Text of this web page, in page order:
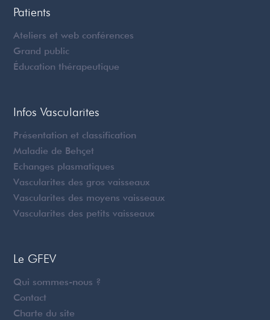
Patients
Ateliers et web conférences
Grand public
Éducation thérapeutique
Infos Vascularites
Présentation et classification
Maladie de Behçet
Echanges plasmatiques
Vascularites des gros vaisseaux
Vascularites des moyens vaisseaux
Vascularites des petits vaisseaux
Le GFEV
Qui sommes-nous ?
Contact
Charte du site